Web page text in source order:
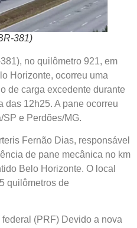
381)
no quilômetro 921, em
Horizonte, ocorreu uma
de carga excedente durante
das 12h25. A pane ocorreu
SP e Perdões/MG.
Fernão Dias, responsável
de pane mecânica no km
Belo Horizonte. O local
quilômetros de
(PRF) Devido a nova